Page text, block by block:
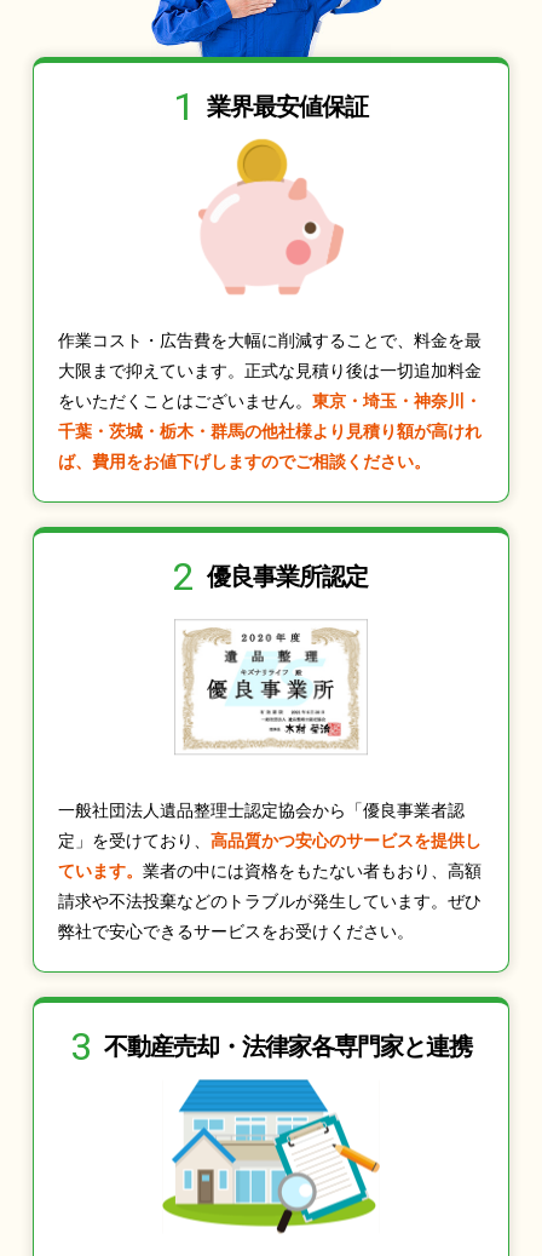
1 業界最安値保証
作業コスト・広告費を大幅に削減することで、料金を最
大限まで抑えています。正式な見積り後は一切追加料金
をいただくことはございません。 東京・埼玉・神奈川・
千葉・茨城・栃木・群馬の他社様より見積り額が高けれ
ば、費用をお値下げしますのでご相談ください。
2 優良事業所認定
一般社団法人遺品整理士認定協会から「優良事業者認
定」を受けており、 高品質かつ安心のサービスを提供し
ています。 業者の中には資格をもたない者もおり、高額
請求や不法投棄などのトラブルが発生しています。ぜひ
弊社で安心できるサービスをお受けください。
3 不動産売却・法律家各専門家と連携